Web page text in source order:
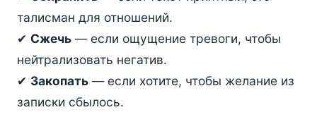
талисман для отношений.
✔ Сжечь— если ощущение тревоги, чтобы
нейтрализовать негатив.
✔ Закопать— если хотите, чтобы желание из
записки сбылось.